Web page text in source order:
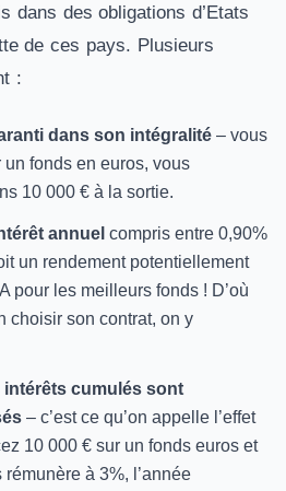
dans des obligations d’Etats
de ces pays. Plusieurs
:
dans son intégralité – vous
fonds en euros, vous
10 000 € à la sortie.
annuel compris entre 0,90%
un rendement potentiellement
pour les meilleurs fonds ! D’où
choisir son contrat, on y
intérêts cumulés sont
– c’est ce qu’on appelle l’effet
10 000 € sur un fonds euros et
à 3%, l’année